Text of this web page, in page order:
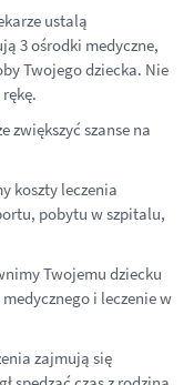
ustalą
3 ośrodki medyczne,
Twojego dziecka. Nie
zwiększyć szanse na
koszty leczenia
pobytu w szpitalu,
Twojemu dziecku
i leczenie w
zajmują się